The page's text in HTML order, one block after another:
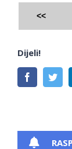
<<
Dijeli!
Facebook